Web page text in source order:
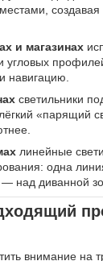
и магазинах
угловых
навигацию.
светильники
«парящий
линейные
одна
над диванной
внимание на